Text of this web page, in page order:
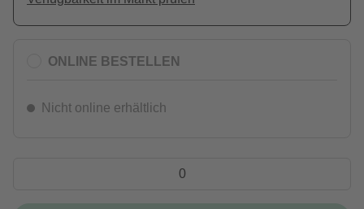
ONLINE BESTELLEN
Nicht online erhältlich